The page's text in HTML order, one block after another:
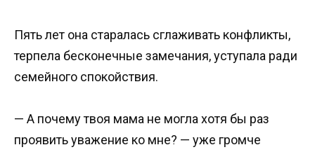
Пять лет она старалась сглаживать конфликты,
терпела бесконечные замечания, уступала ради
семейного спокойствия.
— А почему твоя мама не могла хотя бы раз
проявить уважение ко мне? — уже громче